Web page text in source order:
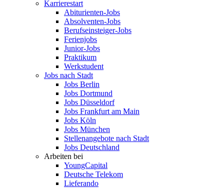
Karrierestart
Abiturienten-Jobs
Absolventen-Jobs
Berufseinsteiger-Jobs
Ferienjobs
Junior-Jobs
Praktikum
Werkstudent
Jobs nach Stadt
Jobs Berlin
Jobs Dortmund
Jobs Düsseldorf
Jobs Frankfurt am Main
Jobs Köln
Jobs München
Stellenangebote nach Stadt
Jobs Deutschland
Arbeiten bei
YoungCapital
Deutsche Telekom
Lieferando